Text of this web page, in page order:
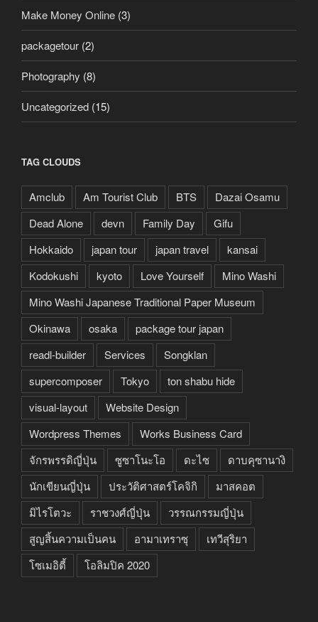
Make Money Online (3)
packagetour (2)
Photography (8)
Uncategorized (15)
TAG CLOUDS
Amclub Am Tourist Club BTS
Dazai Osamu
Dead Alone
devn Family Day
Gifu
Hokkaido
japan tour japan travel
kansai
Kodokushi
kyoto Love Yourself
Mino Washi
Mino Washi Japanese Traditional Paper Museum
Okinawa
osaka
package tour japan
readl-builder
Services
Songklan
supercomposer
Tokyo
ton shabu hide
visual-layout
Website Design
Wordpress Themes
Works Business Card
จักรพรรดิญี่ปุ่น
ซูซาโนะโอ ดะไซ
ดาบคุซานางิ
นักเขียนญี่ปุ่น
ประวัติศาสตร์โคจิกิ
มาสคอต
มิไรโตวะ
ราชวงศ์ญี่ปุ่น
วรรณกรรมญี่ปุ่น
สูญสิ้นความเป็นคน
อามาเทราซุ
เทวีสุริยา
โซเมอิตี้
โอลิมปิค 2020